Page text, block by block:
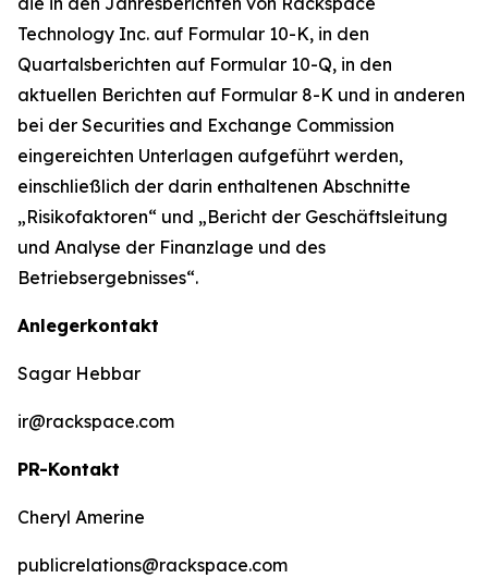
Technology Inc. auf Formular 10-K, in den
Quartalsberichten auf Formular 10-Q, in den
aktuellen Berichten auf Formular 8-K und in anderen
bei der Securities and Exchange Commission
eingereichten Unterlagen aufgeführt werden,
einschließlich der darin enthaltenen Abschnitte
„Risikofaktoren“ und „Bericht der Geschäftsleitung
und Analyse der Finanzlage und des
Betriebsergebnisses“.
Anlegerkontakt
Sagar Hebbar
ir@rackspace.com
PR-Kontakt
Cheryl Amerine
publicrelations@rackspace.com